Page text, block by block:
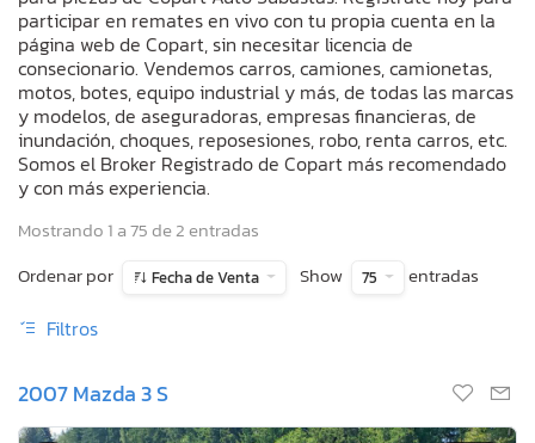
participar en remates en vivo con tu propia cuenta en la
página web de Copart, sin necesitar licencia de
consecionario. Vendemos carros, camiones, camionetas,
motos, botes, equipo industrial y más, de todas las marcas
y modelos, de aseguradoras, empresas financieras, de
inundación, choques, reposesiones, robo, renta carros, etc.
Somos el Broker Registrado de Copart más recomendado
y con más experiencia.
Mostrando 1 a 75 de 2 entradas
Ordenar por
Fecha de Venta Show 75 entradas
Filtros
2007 Mazda 3 S